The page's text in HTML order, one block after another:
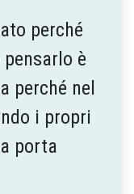
perché
è
perché nel
i propri
porta